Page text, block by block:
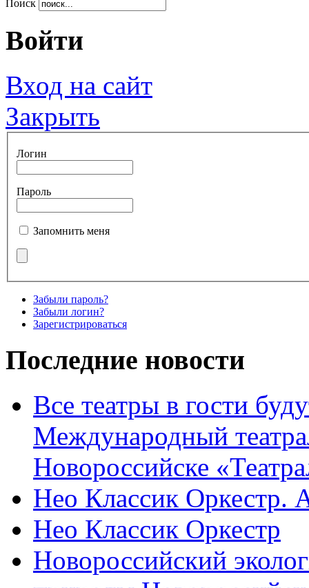
Поиск
Войти
Вход на сайт
Закрыть
Логин
Пароль
Запомнить меня
Забыли пароль?
Забыли логин?
Зарегистрироваться
Последние новости
Все театры в гости
Международный
Новороссийске
Нео Классик Оркестр.
Нео Классик Оркестр
Новороссийский